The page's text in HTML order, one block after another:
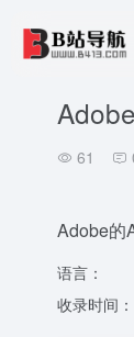
61
Adobe的
语言：
收录时间：